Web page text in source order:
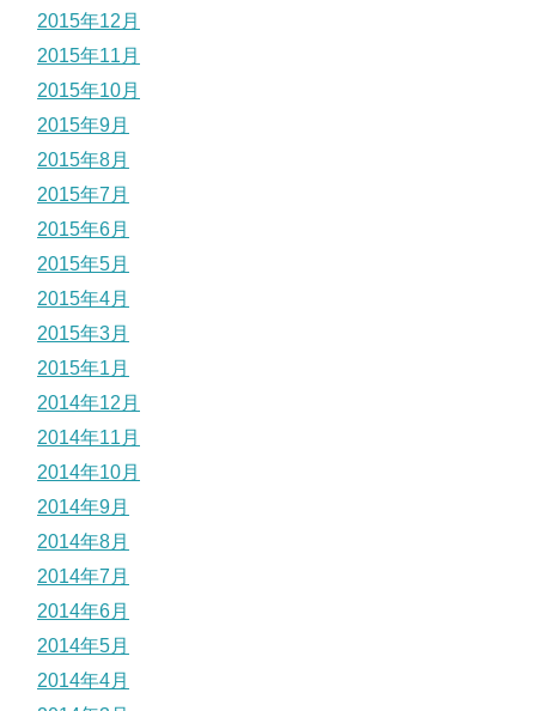
2015年12月
2015年11月
2015年10月
2015年9月
2015年8月
2015年7月
2015年6月
2015年5月
2015年4月
2015年3月
2015年1月
2014年12月
2014年11月
2014年10月
2014年9月
2014年8月
2014年7月
2014年6月
2014年5月
2014年4月